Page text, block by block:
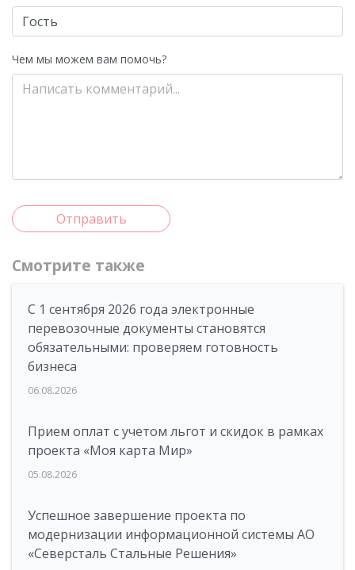
Чем мы можем вам помочь?
Отправить
Смотрите также
С 1 сентября 2026 года электронные
перевозочные документы становятся
обязательными: проверяем готовность
бизнеса
06.08.2026
Прием оплат с учетом льгот и скидок в рамках
проекта «Моя карта Мир»
05.08.2026
Успешное завершение проекта по
модернизации информационной системы АО
«Северсталь Стальные Решения»